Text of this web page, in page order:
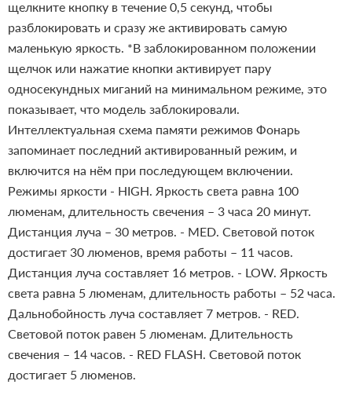
щелкните кнопку в течение 0,5 секунд, чтобы
разблокировать и сразу же активировать самую
маленькую яркость. *В заблокированном положении
щелчок или нажатие кнопки активирует пару
односекундных миганий на минимальном режиме, это
показывает, что модель заблокировали.
Интеллектуальная схема памяти режимов Фонарь
запоминает последний активированный режим, и
включится на нём при последующем включении.
Режимы яркости - HIGH. Яркость света равна 100
люменам, длительность свечения – 3 часа 20 минут.
Дистанция луча – 30 метров. - MED. Световой поток
достигает 30 люменов, время работы – 11 часов.
Дистанция луча составляет 16 метров. - LOW. Яркость
света равна 5 люменам, длительность работы – 52 часа.
Дальнобойность луча составляет 7 метров. - RED.
Световой поток равен 5 люменам. Длительность
свечения – 14 часов. - RED FLASH. Световой поток
достигает 5 люменов.